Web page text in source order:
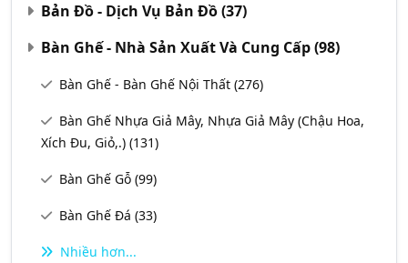
Bản Đồ - Dịch Vụ Bản Đồ(37)
Bàn Ghế - Nhà Sản Xuất Và Cung Cấp(98)
Bàn Ghế - Bàn Ghế Nội Thất (276)
Bàn Ghế Nhựa Giả Mây, Nhựa Giả Mây (chậu Hoa,
Xích Đu, Giỏ,.) (131)
Bàn Ghế Gỗ (99)
Bàn Ghế Đá (33)
Nhiều hơn...